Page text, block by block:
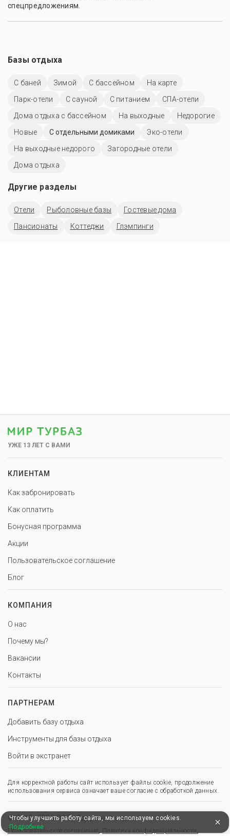
спецпредложениям.
Базы отдыха
С баней Зимой С бассейном
На карте
Парк-отели
С сауной С питанием
СПА-отели
Дома отдыха с бассейном
На выходные
Недорогие
Новые
С отдельными домиками
Эко-отели
На выходные недорого
Загородные отели
Дома отдыха
Другие разделы
Отели Рыболовные базы
Гостевые дома
Пансионаты
Коттеджи Глэмпинги
УЖЕ 13 ЛЕТ С ВАМИ
КЛИЕНТАМ
Как забронировать
Как оплатить
Бонусная программа
Акции
Пользовательское соглашение
Блог
КОМПАНИЯ
О нас
Почему мы?
Вакансии
Контакты
ПАРТНЕРАМ
Добавить базу отдыха
Инструменты для базы отдыха
Войти в экстранет
Для корректной работы сайт использует файлы cookie, продолжение
использования сервиса означает ваше согласие с обработкой данных.
© 2013–2026 ООО «Здоровый отдых»
Пользовательское соглашение , Политика конфиденциальности ,
Чтобы улучшить работу сайта, мы используем cookies.
Подробнее